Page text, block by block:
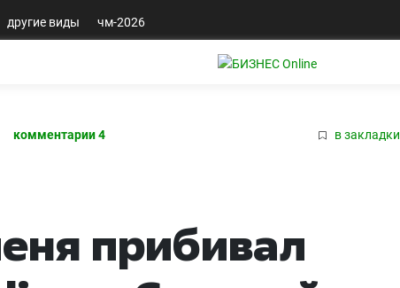
другие виды чм-2026
комментарии 4 в закладки
прибивал